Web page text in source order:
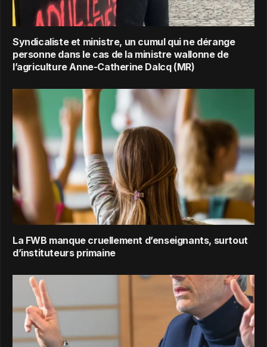
Syndicaliste et ministre, un cumul qui ne dérange
personne dans le cas de la ministre wallonne de
l’agriculture Anne-Catherine Dalcq (MR)
La FWB manque cruellement d’enseignants, surtout
d’instituteurs primaine